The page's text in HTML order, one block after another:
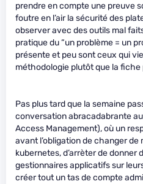
prendre en compte une preuve
foutre en l’air la sécurité des
observer avec des outils mal
pratique du “un problème = un
présente et peu sont ceux qui
méthodologie plutôt que la fiche
Pas plus tard que la semaine
conversation abracadabrante
Access Management), où un
avant l’obligation de changer de
kubernetes, d’arrèter de donner
gestionnaires applicatifs sur
créer tout un tas de compte